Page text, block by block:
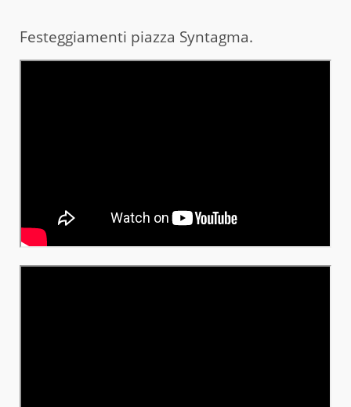
Festeggiamenti piazza Syntagma.